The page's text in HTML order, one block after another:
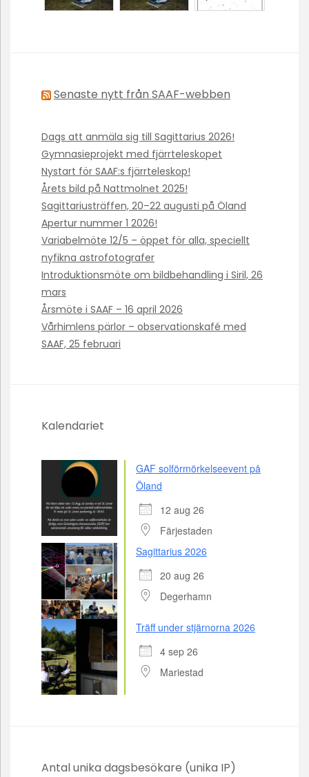
Senaste nytt från SAAF-webben
Dags att anmäla sig till Sagittarius 2026!
Gymnasieprojekt med fjärrteleskopet
Nystart för SAAF:s fjärrteleskop!
Årets bild på Nattmolnet 2025!
Sagittariusträffen, 20–22 augusti på Öland
Apertur nummer 1 2026!
Variabelmöte 12/5 – öppet för alla, speciellt
nyfikna astrofotografer
Introduktionsmöte om bildbehandling i Siril, 26
mars
Årsmöte i SAAF – 16 april 2026
Vårhimlens pärlor – observationskafé med
SAAF, 25 februari
Kalendariet
GAF solförmörkelseevent på
Öland
12 aug 26
Färjestaden
Sagittarius 2026
20 aug 26
Degerhamn
Träff under stjärnorna 2026
4 sep 26
Mariestad
Antal unika dagsbesökare (unika IP)